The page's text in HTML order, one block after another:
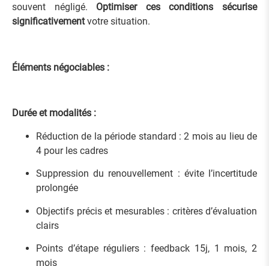
souvent négligé. Optimiser ces conditions sécurise
significativementvotre situation.
Éléments négociables :
Durée et modalités :
Réduction de la période standard : 2 mois au lieu de
4 pour les cadres
Suppression du renouvellement : évite l’incertitude
prolongée
Objectifs précis et mesurables : critères d’évaluation
clairs
Points d’étape réguliers : feedback 15j, 1 mois, 2
mois